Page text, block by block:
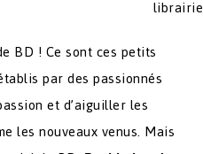
BD ! Ce sont ces petits
par des passionnés
et d’aiguiller les
les nouveaux venus. Mais